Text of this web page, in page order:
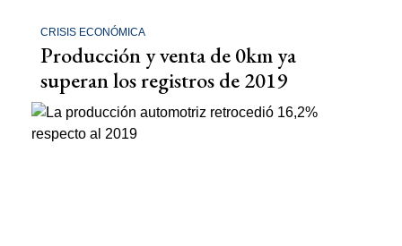
CRISIS ECONÓMICA
Producción y venta de 0km ya
superan los registros de 2019